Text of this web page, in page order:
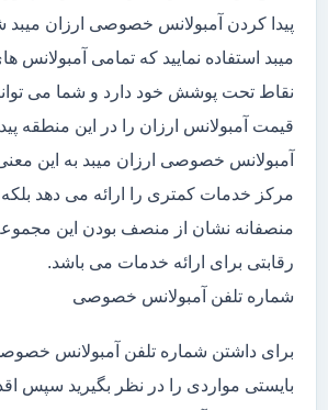
پیدا کردن آمبولانس خصوصی ارزان میبد
میبد استفاده نمایید که تمامی آمبولانس
نقاط تحت پوشش خود دارد و شما می
قیمت آمبولانس ارزان را در این منطقه
آمبولانس خصوصی ارزان میبد به این
مرکز خدمات کمتری را ارائه می دهد
منصفانه نشان از منصف بودن این
رقابتی برای ارائه خدمات می باشد.
شماره تلفن آمبولانس خصوصی
برای داشتن شماره تلفن آمبولانس
بایستی مواردی را در نظر بگیرید سپس